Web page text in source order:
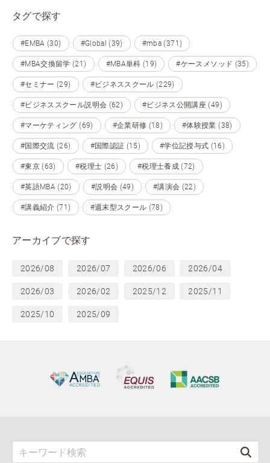
タグで探す
#EMBA (30) #Global (39) #mba (371)
#MBA交換留学 (21) #MBA単科 (19) #ケースメソッド (35)
#セミナー (29) #ビジネススクール (229)
#ビジネススクール説明会 (62) #ビジネス公開講座 (49)
#マーケティング (69) #企業研修 (18) #体験授業 (38)
#国際交流 (26) #国際認証 (15) #学位記授与式 (16)
#東京 (63) #税理士 (26) #税理士養成 (72)
#英語MBA (20) #説明会 (49) #講演会 (22)
#講義紹介 (71) #週末型スクール (78)
アーカイブで探す
2026/08 2026/07 2026/06 2026/04
2026/03 2026/02 2025/12 2025/11
2025/10 2025/09